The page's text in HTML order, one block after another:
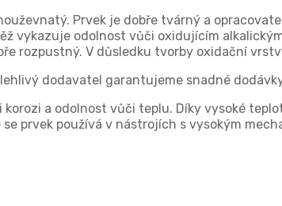
Prvek je dobře tvárný a
vykazuje odolnost vůči oxidujícím
rozpustný. V důsledku tvorby oxidační
dodavatel garantujeme snadné
a odolnost vůči teplu. Díky vysoké
prvek používá v nástrojích s vysokým